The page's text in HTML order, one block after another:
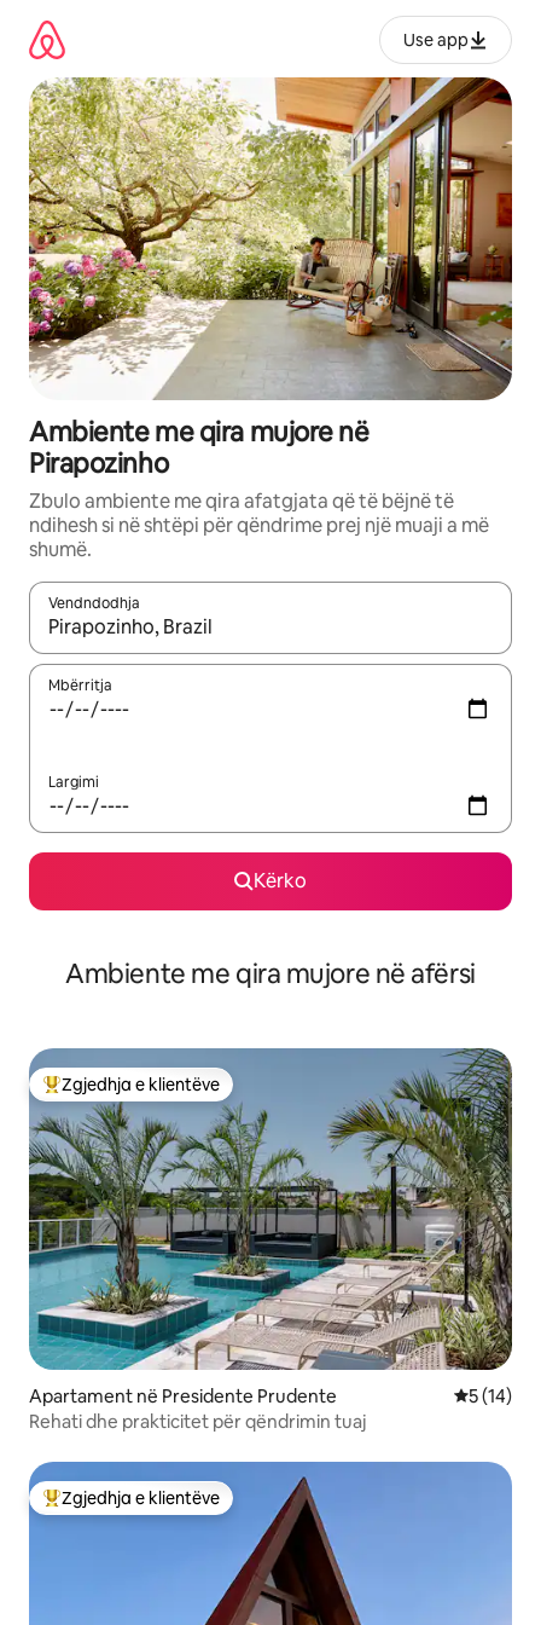
përmbajtja
Use app
Ambiente me qira mujore në
Pirapozinho
Zbulo ambiente me qira afatgjata që të bëjnë të
ndihesh si në shtëpi për qëndrime prej një muaji a më
shumë.
Vendndodhja
Kur rezultatet të jenë të disponueshme, lëviz me butonat e
Mbërritja
Largimi
Kërko
Ambiente me qira mujore në afërsi
Më të mirat e zgjedhjeve të klientëve
Zgjedhja e klientëve
Apartament në Presidente Prudente Vlerësimi
5 (14)
Rehati dhe prakticitet për qëndrimin tuaj
Më të mirat e zgjedhjeve të klientëve
Zgjedhja e klientëve